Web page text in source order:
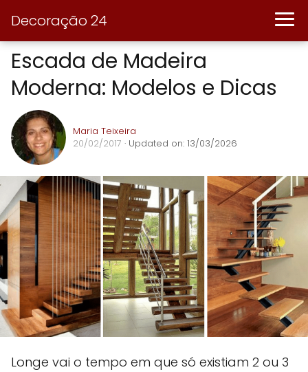
Decoração 24
Escada de Madeira
Moderna: Modelos e Dicas
Maria Teixeira
20/02/2017 · Updated on: 13/03/2026
Longe vai o tempo em que só existiam 2 ou 3